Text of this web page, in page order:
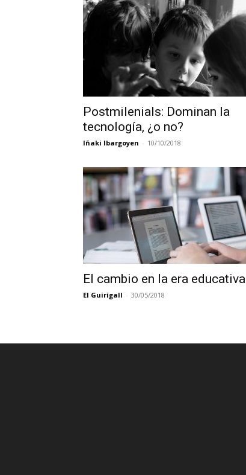
Postmilenials: Dominan la
tecnología, ¿o no?
Iñaki Ibargoyen - 10/10/2018
El cambio en la era educativa
El Guirigall - 30/05/2018